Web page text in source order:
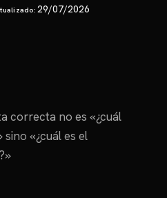
29/07/2026
correcta no es «¿cuál
«¿cuál es el